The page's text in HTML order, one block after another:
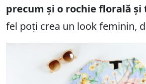
precum și o rochie florală și
fel poți crea un look feminin,